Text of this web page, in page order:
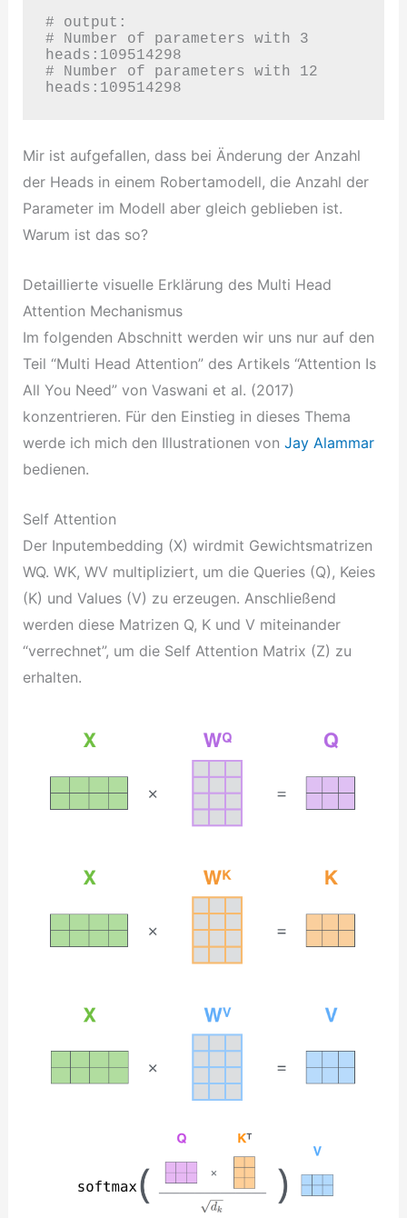
# output:
# Number of parameters with 3
heads:109514298
# Number of parameters with 12
heads:109514298
Mir ist aufgefallen, dass bei Änderung der Anzahl
der Heads in einem Robertamodell, die Anzahl der
Parameter im Modell aber gleich geblieben ist.
Warum ist das so?
Detaillierte visuelle Erklärung des Multi Head
Attention Mechanismus
Im folgenden Abschnitt werden wir uns nur auf den
Teil “Multi Head Attention” des Artikels “Attention Is
All You Need” von Vaswani et al. (2017)
konzentrieren. Für den Einstieg in dieses Thema
werde ich mich den Illustrationen von Jay Alammar
bedienen.
Self Attention
Der Inputembedding (X) wirdmit Gewichtsmatrizen
WQ. WK, WV multipliziert, um die Queries (Q), Keies
(K) und Values (V) zu erzeugen. Anschließend
werden diese Matrizen Q, K und V miteinander
“verrechnet”, um die Self Attention Matrix (Z) zu
erhalten.